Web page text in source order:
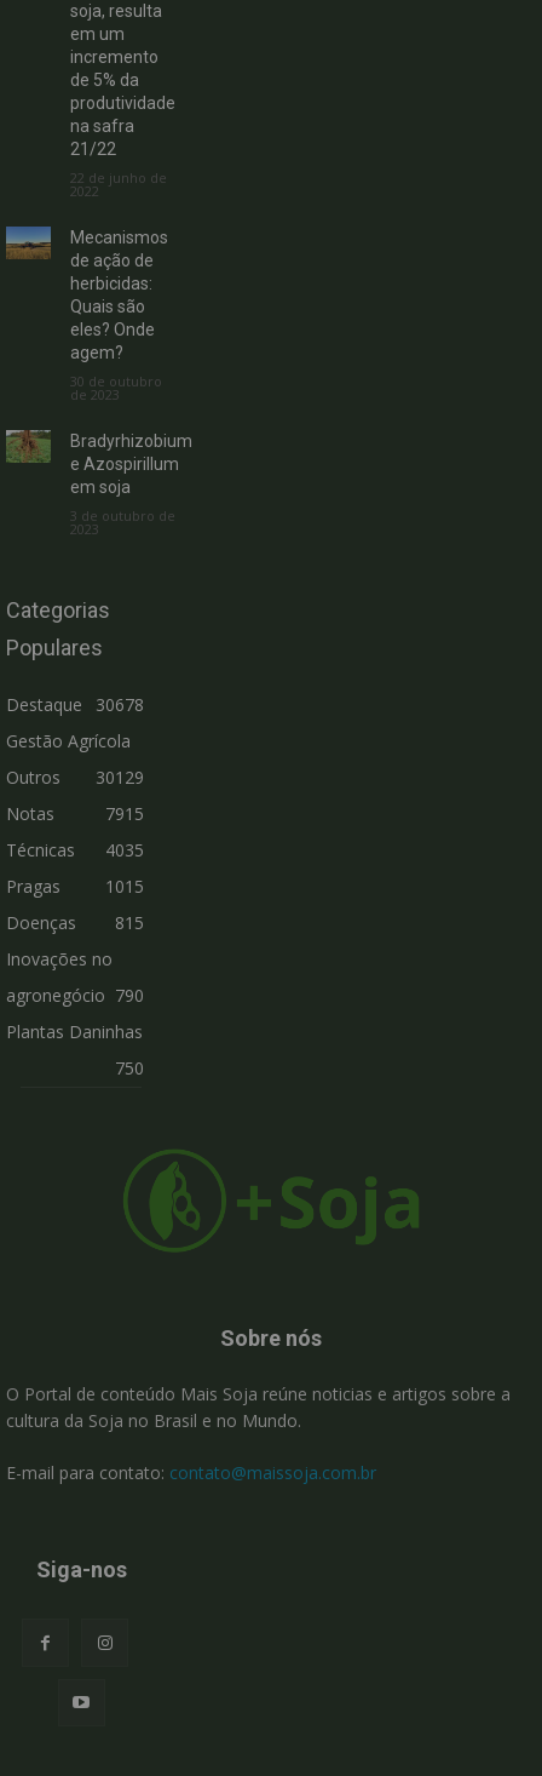
soja, resulta
em um
incremento
de 5% da
produtividade
na safra
21/22
22 de junho de
2022
Mecanismos
de ação de
herbicidas:
Quais são
eles? Onde
agem?
30 de outubro
de 2023
Bradyrhizobium
e Azospirillum
em soja
3 de outubro de
2023
Categorias
Populares
Destaque
30678
Gestão Agrícola
30129
Outros
7915
Notas
Técnicas
4035
Pragas
1015
Doenças
815
Inovações no
agronegócio 790
Plantas Daninhas
750
Sobre nós
O Portal de conteúdo Mais Soja reúne noticias e artigos sobre a
cultura da Soja no Brasil e no Mundo.
E-mail para contato: contato@maissoja.com.br
Siga-nos